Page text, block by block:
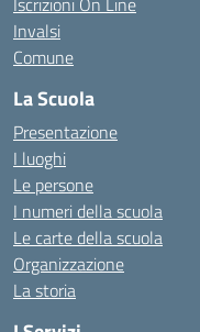
Invalsi
Comune
La Scuola
Presentazione
I luoghi
Le persone
I numeri della scuola
Le carte della scuola
Organizzazione
La storia